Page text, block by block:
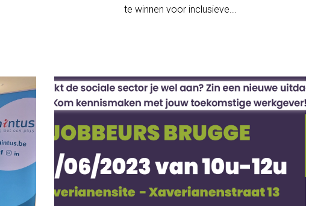
te winnen voor inclusieve...